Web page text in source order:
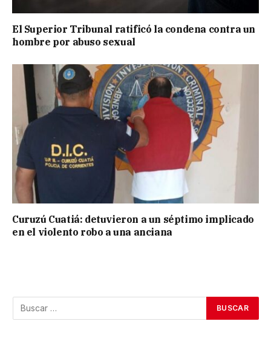
El Superior Tribunal ratificó la condena contra un
hombre por abuso sexual
Curuzú Cuatiá: detuvieron a un séptimo implicado
en el violento robo a una anciana